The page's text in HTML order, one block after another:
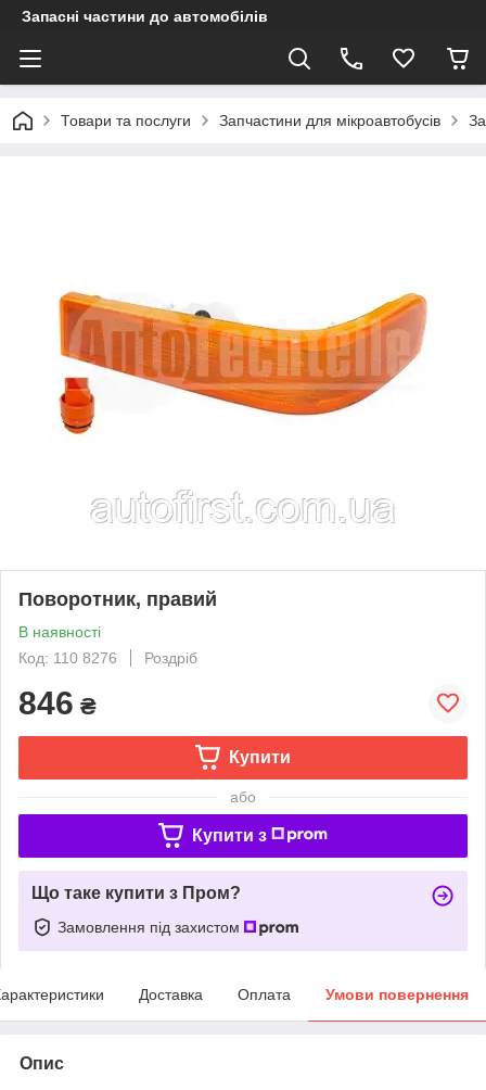
Запасні частини до автомобілів
Товари та послуги Запчастини для мікроавтобусів
Поворотник, правий
В наявності
Код: 110 8276
Роздріб
846 ₴
Купити
або
Купити з
Що таке купити з Пром?
Замовлення під захистом
Доставка Оплата Умови повернення
Опис